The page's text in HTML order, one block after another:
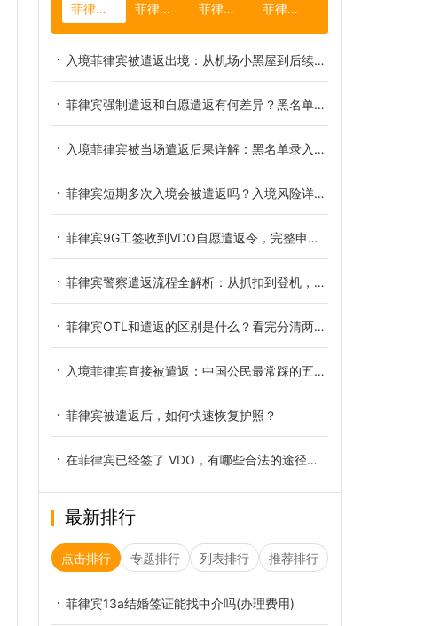
菲律宾遣返 菲律宾买房 菲律宾特产 菲律宾游学
入境菲律宾被遣返出境：从机场小黑屋到后续洗黑的全链路复盘
菲律宾强制遣返和自愿遣返有何差异？黑名单申诉解封全套必备材料详解
入境菲律宾被当场遣返后果详解：黑名单录入、禁入时长与解除办法
菲律宾短期多次入境会被遣返吗？入境风险详细解读
菲律宾9G工签收到VDO自愿遣返令，完整申诉步骤详解
菲律宾警察遣返流程全解析：从抓扣到登机，每一步都在跟时间赛跑
菲律宾OTL和遣返的区别是什么？看完分清两种出境处置方式
入境菲律宾直接被遣返：中国公民最常踩的五个雷区与自救指南
菲律宾被遣返后，如何快速恢复护照？
在菲律宾已经签了 VDO，有哪些合法的途径可以尝试解除黑名单？
最新排行
点击排行 专题排行 列表排行 推荐排行
菲律宾13a结婚签证能找中介吗(办理费用)